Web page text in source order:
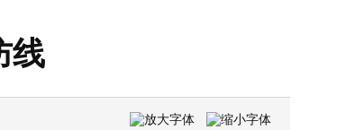
NAND闪存供应告急价格半年翻倍，群联电子聚焦高利润企业客户
冷方案：从前瞻布局迈入规模化商用新阶段
线